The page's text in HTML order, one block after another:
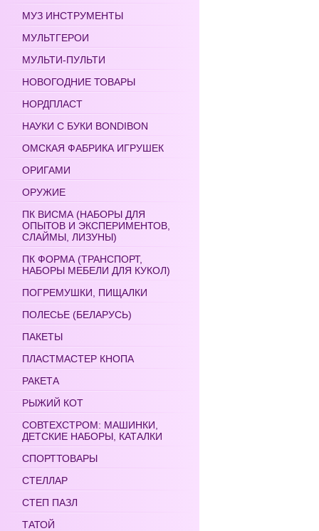
МУЗ ИНСТРУМЕНТЫ
МУЛЬТГЕРОИ
МУЛЬТИ-ПУЛЬТИ
НОВОГОДНИЕ ТОВАРЫ
НОРДПЛАСТ
НАУКИ С БУКИ BONDIBON
ОМСКАЯ ФАБРИКА ИГРУШЕК
ОРИГАМИ
ОРУЖИЕ
ПК ВИСМА (НАБОРЫ ДЛЯ
ОПЫТОВ И ЭКСПЕРИМЕНТОВ,
СЛАЙМЫ, ЛИЗУНЫ)
ПК ФОРМА (ТРАНСПОРТ,
НАБОРЫ МЕБЕЛИ ДЛЯ КУКОЛ)
ПОГРЕМУШКИ, ПИЩАЛКИ
ПОЛЕСЬЕ (БЕЛАРУСЬ)
ПАКЕТЫ
ПЛАСТМАСТЕР КНОПА
РАКЕТА
РЫЖИЙ КОТ
СОВТЕХСТРОМ: МАШИНКИ,
ДЕТСКИЕ НАБОРЫ, КАТАЛКИ
СПОРТТОВАРЫ
СТЕЛЛАР
СТЕП ПАЗЛ
ТАТОЙ